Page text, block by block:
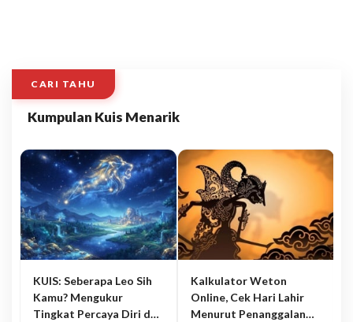
CARI TAHU
Kumpulan Kuis Menarik
KUIS: Seberapa Leo Sih
Kamu? Mengukur
Tingkat Percaya Diri dan
Kalkulator Weton
Online, Cek Hari Lahir
Menurut Penanggalan